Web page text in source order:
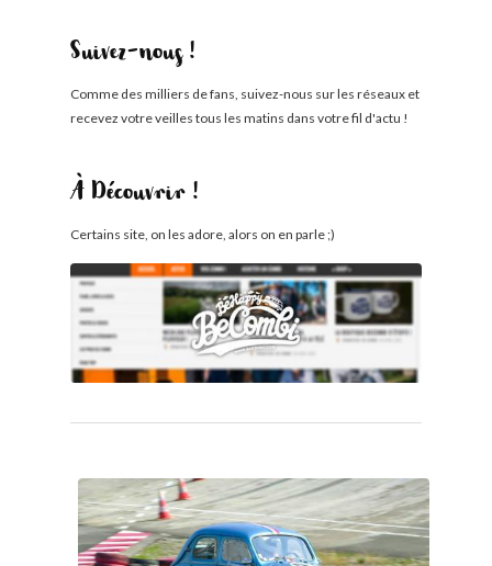
Suivez-nous !
Comme des milliers de fans, suivez-nous sur les réseaux et
recevez votre veilles tous les matins dans votre fil d'actu !
À Découvrir !
Certains site, on les adore, alors on en parle ;)